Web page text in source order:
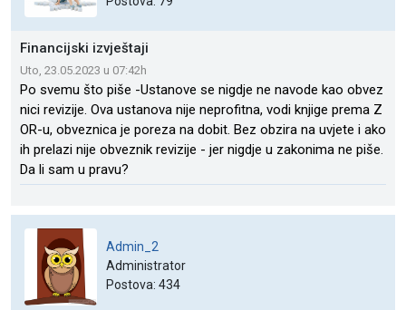
Financijski izvještaji
Uto, 23.05.2023 u 07:42h
Po svemu što piše -Ustanove se nigdje ne navode kao obvez
nici revizije. Ova ustanova nije neprofitna, vodi knjige prema Z
OR-u, obveznica je poreza na dobit. Bez obzira na uvjete i ako
ih prelazi nije obveznik revizije - jer nigdje u zakonima ne piše.
Da li sam u pravu?
Admin_2
Administrator
Postova: 434